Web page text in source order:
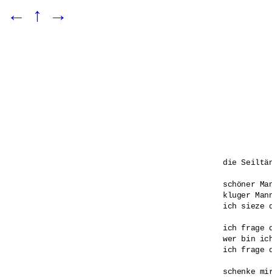
← ↑ →
die
schöner
kluger
ich sieze
ich frage
wer bin
ich frage
schenke